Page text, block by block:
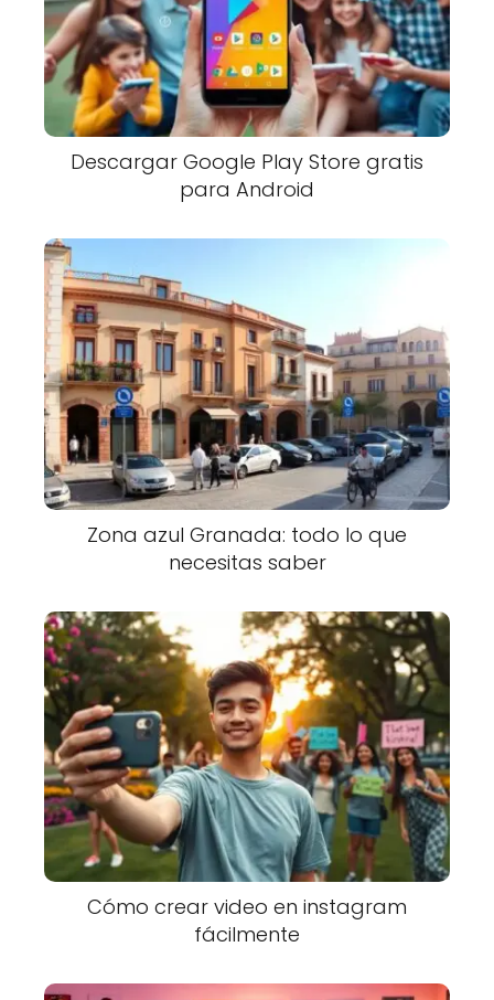
Descargar Google Play Store gratis
para Android
Zona azul Granada: todo lo que
necesitas saber
Cómo crear video en instagram
fácilmente